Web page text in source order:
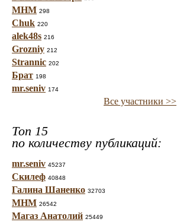
МНМ 298
Chuk 220
alek48s 216
Grozniy 212
Strannic 202
Брат 198
mr.seniv 174
Все участники >>
Топ 15
по количеству публикаций:
mr.seniv 45237
Скилеф 40848
Галина Шаненко 32703
МНМ 26542
Магаз Анатолий 25449